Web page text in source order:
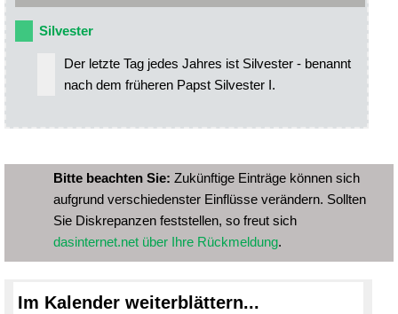
Silvester
Der letzte Tag jedes Jahres ist Silvester - benannt
nach dem früheren Papst Silvester I.
Bitte beachten Sie: Zukünftige Einträge können sich
aufgrund verschiedenster Einflüsse verändern. Sollten
Sie Diskrepanzen feststellen, so freut sich
dasinternet.net über Ihre Rückmeldung.
Im Kalender weiterblättern...